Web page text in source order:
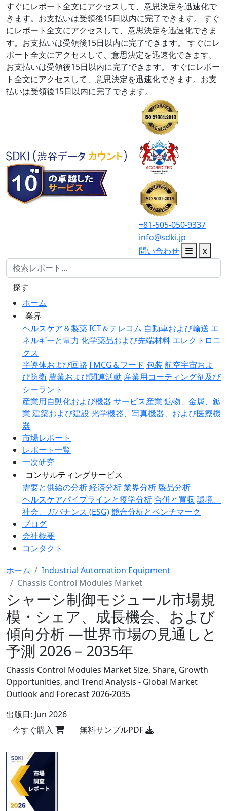
すぐにレポート全文にアクセスして、意思決定を迅速化で
きます。お支払いは受領後15日以内に完了できます。
すぐ
にレポート全文にアクセスして、意思決定を迅速化できま
す。お支払いは受領後15日以内に完了できます。
すぐにレ
ポート全文にアクセスして、意思決定を迅速化できます。
お支払いは受領後15日以内に完了できます。
すぐにレポー
ト全文にアクセスして、意思決定を迅速化できます。お支
払いは受領後15日以内に完了できます。
+81-505-050-9337
info@sdki.jp
問い合わせ
x
ホーム
業界
ヘルスケア＆製薬ICT＆テレコム 自動車および輸送 エ
ネルギーと電力 化学薬品および先端材料 エレクトロニ
クス
半導体および回路 FMCG＆フード 包装 航空宇宙およ
び防衛 農業および関連活動 産業用コーティング剤及び
シーラント
産業用自動化および機器 サービス産業 鉱物、金属、鉱
業 建築および建設 光学機器、写真機器、および医療機
器
市場レポート
レポート一覧
一次研究
コンサルティングサービス
需要と供給の分析経済分析業界分析製品分析
ヘルスケアパイプラインと疫学分析合併と買収 環境、
社会、ガバナンス (ESG)競合分析とベンチマーク
ブログ
会社概要
コンタクト
探す
ホーム
Industrial Automation Equipment
Chassis Control Modules Market
シャーシ制御モジュール市場規
模・シェア、成長機会、および
傾向分析 ―世界市場の見通しと
予測 2026－2035年
Chassis Control Modules Market Size, Share, Growth
Opportunities, and Trend Analysis - Global Market
Outlook and Forecast 2026-2035
出版日: Jun 2026
今すぐ購入
無料サンプルPDF